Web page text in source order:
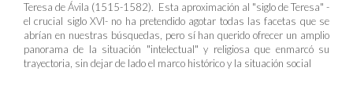
Teresa de Ávila (1515-1582). Esta aproximación al "siglo de Teresa" -
el crucial siglo XVI- no ha pretendido agotar todas las facetas que se
abrían en nuestras búsquedas, pero sí han querido ofrecer un amplio
panorama de la situación "intelectual" y religiosa que enmarcó su
trayectoria, sin dejar de lado el marco histórico y la situación social